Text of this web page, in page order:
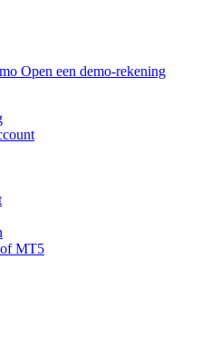
Open een demo-rekening
MT5